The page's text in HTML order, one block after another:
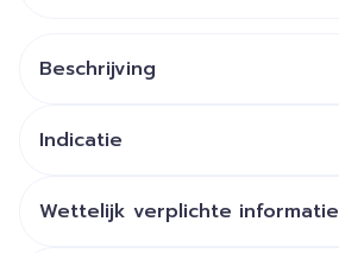
Beschrijving
Indicatie
Wettelijk verplichte informatie